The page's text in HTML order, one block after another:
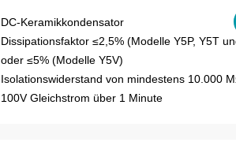
DC-Keramikkondensator
Dissipationsfaktor ≤2,5% (Modelle Y5P, Y5T
oder ≤5% (Modelle Y5V)
Isolationswiderstand von mindestens 10.000
100V Gleichstrom über 1 Minute